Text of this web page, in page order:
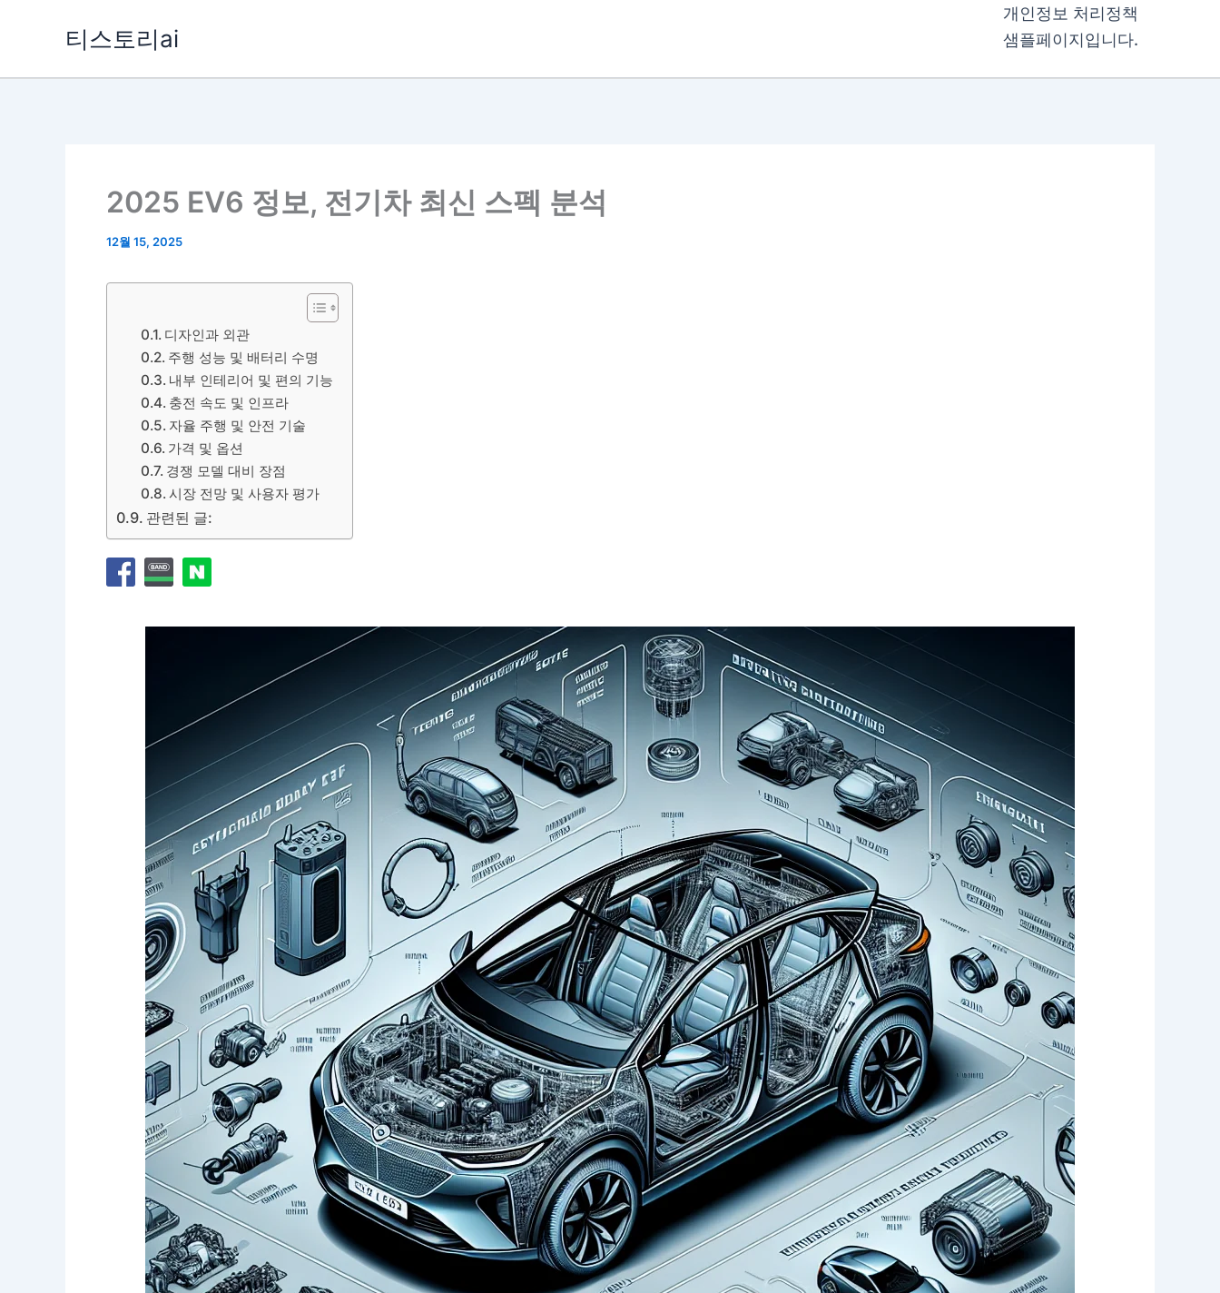
티스토리ai
개인정보 처리정책
샘플페이지입니다.
2025 EV6 정보, 전기차 최신 스펙 분석
12월 15, 2025
디자인과 외관
주행 성능 및 배터리 수명
내부 인테리어 및 편의 기능
충전 속도 및 인프라
자율 주행 및 안전 기술
가격 및 옵션
경쟁 모델 대비 장점
시장 전망 및 사용자 평가
관련된 글: